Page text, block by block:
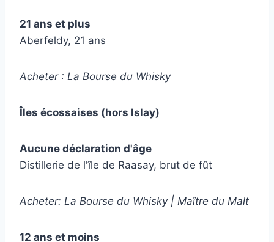
21 ans et plus
Aberfeldy, 21 ans
Acheter : La Bourse du Whisky
Îles écossaises (hors Islay)
Aucune déclaration d'âge
Distillerie de l'île de Raasay, brut de fût
Acheter: La Bourse du Whisky | Maître du Malt
12 ans et moins